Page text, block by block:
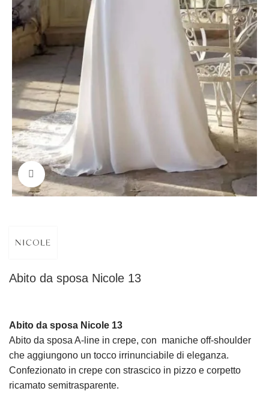
Click to enlarge
Abito da sposa Nicole 13
Abito da sposa Nicole 13
Abito da sposa A-line in crepe, con maniche off-shoulder
che aggiungono un tocco irrinunciabile di eleganza.
Confezionato in crepe con strascico in pizzo e corpetto
ricamato semitrasparente.